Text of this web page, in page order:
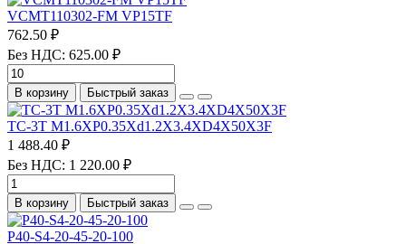
VCMT110302-FM VP15TF
762.50 ₽
Без НДС: 625.00 ₽
В корзину Быстрый заказ
TC-3T M1.6XP0.35Xd1.2X3.4XD4X50X3F
1 488.40 ₽
Без НДС: 1 220.00 ₽
В корзину Быстрый заказ
P40-S4-20-45-20-100